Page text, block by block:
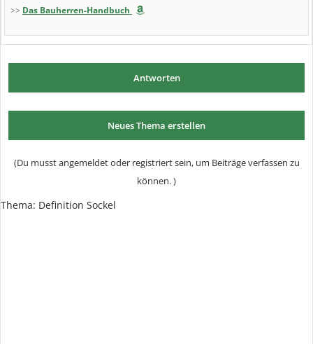
>> Das Bauherren-Handbuch
Antworten
Neues Thema erstellen
(Du musst angemeldet oder registriert sein, um Beiträge verfassen zu
können. )
Thema: Definition Sockel